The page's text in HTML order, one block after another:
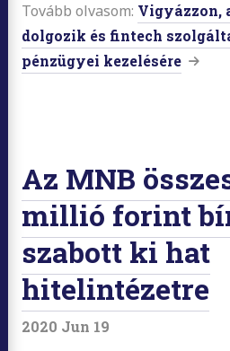
Tovább olvasom: Vigyázzon,
dolgozik és fintech
pénzügyei kezelésére
Az MNB
millió forint
szabott ki hat
hitelintézetre
2020 Jun 19